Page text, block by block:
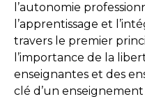
l’autonomie
l’apprentissage et
travers le premier
l’importance de la
enseignantes et des
clé d’un